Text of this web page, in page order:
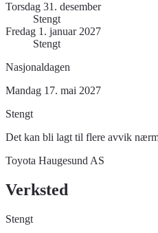
Torsdag 31. desember
Stengt
Fredag 1. januar 2027
Stengt
Nasjonaldagen
Mandag 17. mai 2027
Stengt
Det kan bli lagt til flere avvik
Toyota Haugesund AS
Verksted
Stengt